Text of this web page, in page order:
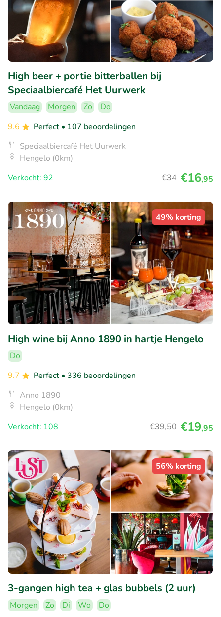
High beer + portie bitterballen bij
Speciaalbiercafé Het Uurwerk
Vandaag Morgen Zo
Do
9.6
Perfect • 107 beoordelingen
Speciaalbiercafé Het Uurwerk
Hengelo (0km)
Verkocht: 92
€34 €16,95
49% korting
High wine bij Anno 1890 in hartje Hengelo
Do
9.7
Perfect • 336 beoordelingen
Anno 1890
Hengelo (0km)
Verkocht: 108
€39,50 €19,95
56% korting
3-gangen high tea + glas bubbels (2 uur)
Morgen Zo Di Wo
Do